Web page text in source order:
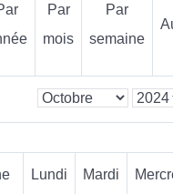
Par
mois
Par
semaine
Lundi Mardi